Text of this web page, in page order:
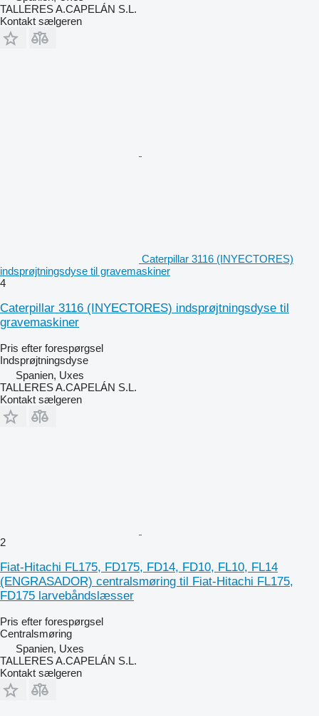
TALLERES A.CAPELÁN S.L.
Kontakt sælgeren
Caterpillar 3116 (INYECTORES)
indsprøjtningsdyse til gravemaskiner
4
Caterpillar 3116 (INYECTORES) indsprøjtningsdyse til
gravemaskiner
Pris efter forespørgsel
Indsprøjtningsdyse
Spanien, Uxes
TALLERES A.CAPELÁN S.L.
Kontakt sælgeren
2
Fiat-Hitachi FL175, FD175, FD14, FD10, FL10, FL14
(ENGRASADOR) centralsmøring til Fiat-Hitachi FL175,
FD175 larvebåndslæsser
Pris efter forespørgsel
Centralsmøring
Spanien, Uxes
TALLERES A.CAPELÁN S.L.
Kontakt sælgeren